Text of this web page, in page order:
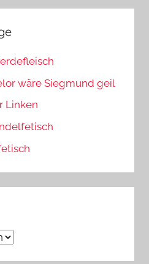
wäre Siegmund geil
Linken